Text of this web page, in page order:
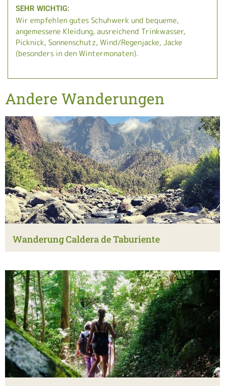
SEHR WICHTIG:
Wir empfehlen gutes Schuhwerk und bequeme,
angemessene Kleidung, ausreichend Trinkwasser,
Picknick, Sonnenschutz, Wind/Regenjacke, Jacke
(besonders in den Wintermonaten).
Andere Wanderungen
Wanderung Caldera de Taburiente